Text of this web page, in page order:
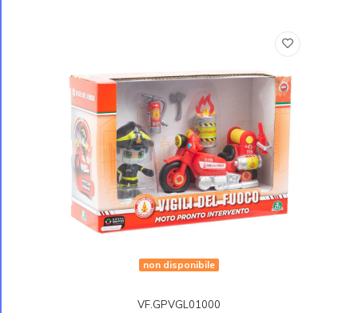
non disponibile
VF.GPVGL01000